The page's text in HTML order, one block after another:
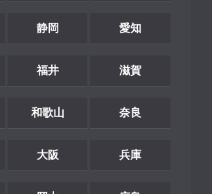
静岡 愛知
福井 滋賀
和歌山 奈良
大阪 兵庫